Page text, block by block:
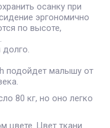
осанку при
эргономично
по высоте,
долго.
подойдет малышу от
80 кг, но оно легко
цвете. Цвет ткани